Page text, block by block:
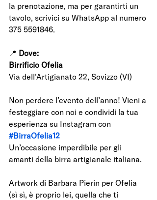
la prenotazione, ma per garantirti un
tavolo, scrivici su WhatsApp al numero
375 5591846.
📍 Dove:
Birrificio Ofelia
Via dell'Artigianato 22, Sovizzo (VI)
Non perdere l’evento dell’anno! Vieni a
festeggiare con noi e condividi la tua
esperienza su Instagram con
#BirraOfelia12
Un’occasione imperdibile per gli
amanti della birra artigianale italiana.
Artwork di Barbara Pierin per Ofelia
(sì sì, è proprio lei, quella che ti